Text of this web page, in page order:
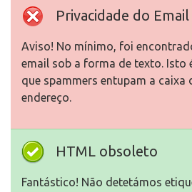
Privacidade do Email
Aviso! No mínimo, foi
email sob a forma de texto. Isto
que spammers entupam a caixa
endereço.
HTML obsoleto
Fantástico! Não detetámos